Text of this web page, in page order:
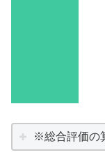
※総合評価の